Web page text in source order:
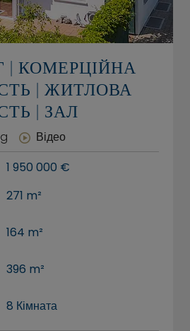
| КОМЕРЦІЙНА
| ЖИТЛОВА
| ЗАЛ
Відео
1 950 000 €
271 m²
164 m²
396 m²
8 Кімната